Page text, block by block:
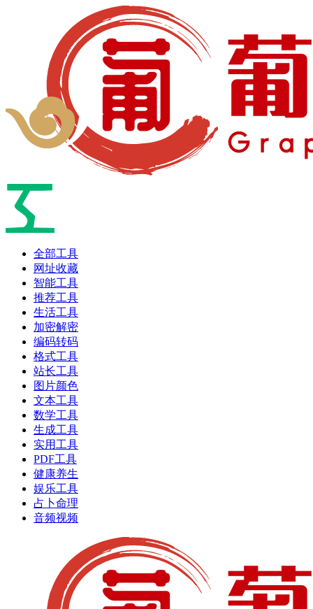
全部工具
网址收藏
智能工具
推荐工具
生活工具
加密解密
编码转码
格式工具
站长工具
图片颜色
文本工具
数学工具
生成工具
实用工具
PDF工具
健康养生
娱乐工具
占卜命理
音频视频